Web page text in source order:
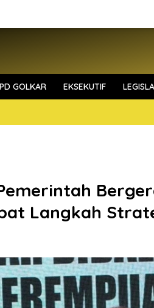
GOLKAR EKSEKUTIF
Langkah